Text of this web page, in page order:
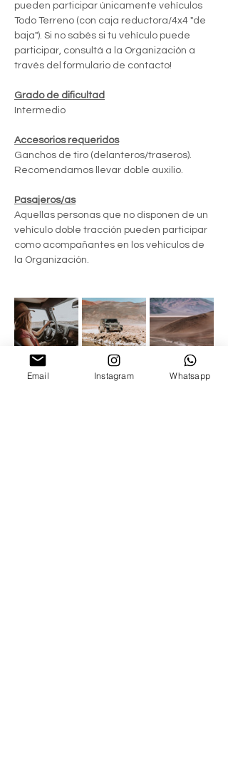
pueden participar únicamente vehículos
Todo Terreno (con caja reductora/4x4 "de
baja"). Si no sabés si tu vehículo puede
participar, consultá a la Organización a
través del formulario de contacto!
Grado de dificultad
Intermedio
Accesorios requeridos
Ganchos de tiro (delanteros/traseros).
Recomendamos llevar doble auxilio.
Pasajeros/as
Aquellas personas que no disponen de un
vehículo doble tracción pueden participar
como acompañantes en los vehículos de
la Organización.
Email Instagram Whatsapp